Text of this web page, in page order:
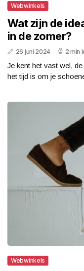
Webwinkels
Wat zijn de
in de zomer?
26 juni 2024 2 min
Je kent het vast wel,
het tijd is om je
Webwinkels